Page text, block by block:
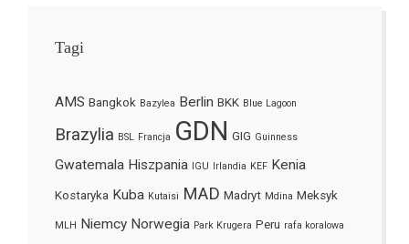
Tagi
AMS Bangkok Bazylea Berlin BKK Blue Lagoon
Brazylia BSL Francja GDN GIG Guinness
Gwatemala Hiszpania IGU Irlandia KEF Kenia
Kostaryka Kuba Kutaisi MAD Madryt Mdina Meksyk
MLH Niemcy Norwegia Park Krugera Peru rafa koralowa